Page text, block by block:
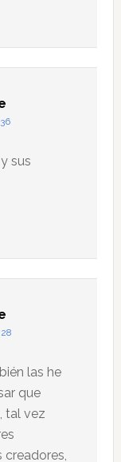
sus
las he
que
tal vez